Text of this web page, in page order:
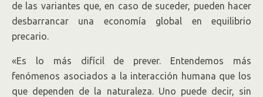
de las variantes que, en caso de suceder, pueden hacer
desbarrancar una economía global en equilibrio
precario.
«Es lo más difícil de prever. Entendemos más
fenómenos asociados a la interacción humana que los
que dependen de la naturaleza. Uno puede decir, sin